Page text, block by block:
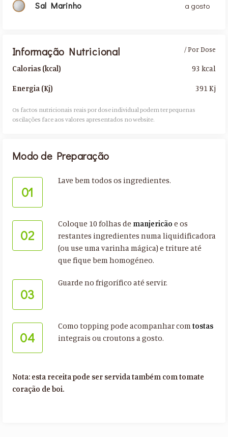
Sal Marinho a gosto
Informação Nutricional
Calorias (kcal)
Energia (Kj)
/ Por Dose
93 kcal
391 Kj
Os factos nutricionais reais por dose individual podem ter pequenas
oscilações face aos valores apresentados no website.​
Modo de Preparação
01
Lave bem todos os ingredientes.
02
Coloque 10 folhas de manjericão e os
restantes ingredientes numa liquidificadora
(ou use uma varinha mágica) e triture até
que fique bem homogéneo.
03
Guarde no frigorífico até servir.
04
Como topping pode acompanhar comtostas
integrais ou croutons a gosto.
Nota: esta receita pode ser servida também com tomate
coração de boi.